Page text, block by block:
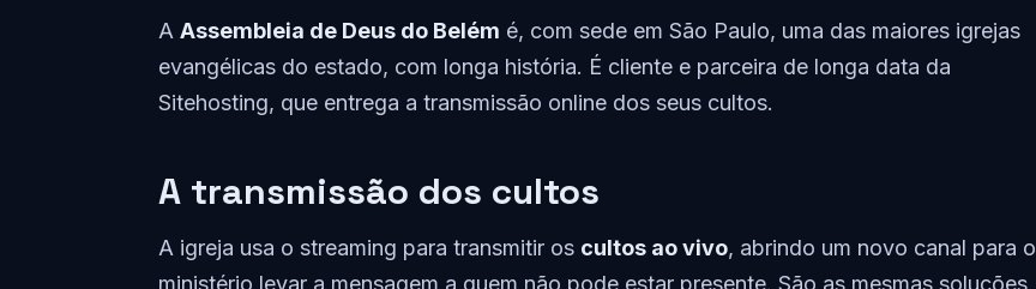
A Assembleia de Deus do Belém é, com sede em São Paulo, uma das maiores igrejas
evangélicas do estado, com longa história. É cliente e parceira de longa data da
Sitehosting, que entrega a transmissão online dos seus cultos.
A transmissão dos cultos
A igreja usa o streaming para transmitir os cultos ao vivo, abrindo um novo canal para o